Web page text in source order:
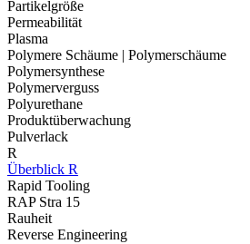
Partikelgröße
Permeabilität
Plasma
Polymere Schäume | Polymerschäume
Polymersynthese
Polymerverguss
Polyurethane
Produktüberwachung
Pulverlack
R
Überblick R
Rapid Tooling
RAP Stra 15
Rauheit
Reverse Engineering